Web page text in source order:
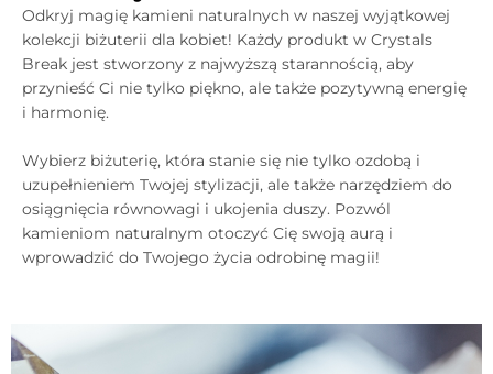
Odkryj magię kamieni naturalnych w naszej wyjątkowej
kolekcji biżuterii dla kobiet! Każdy produkt w Crystals
Break jest stworzony z najwyższą starannością, aby
przynieść Ci nie tylko piękno, ale także pozytywną energię
i harmonię.
Wybierz biżuterię, która stanie się nie tylko ozdobą i
uzupełnieniem Twojej stylizacji, ale także narzędziem do
osiągnięcia równowagi i ukojenia duszy. Pozwól
kamieniom naturalnym otoczyć Cię swoją aurą i
wprowadzić do Twojego życia odrobinę magii!